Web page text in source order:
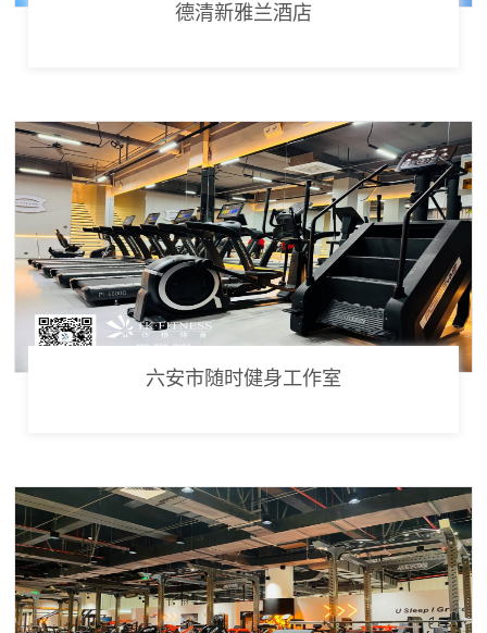
德清新雅兰酒店
六安市随时健身工作室